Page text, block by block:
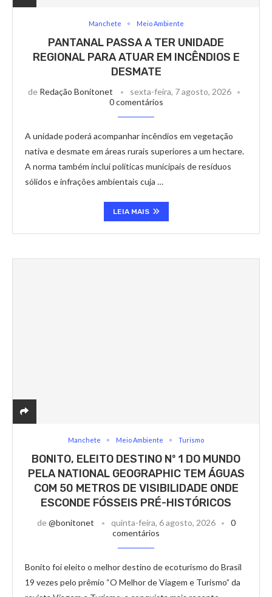
Manchete Meio Ambiente
PANTANAL PASSA A TER UNIDADE
REGIONAL PARA ATUAR EM INCÊNDIOS E
DESMATE
de Redação Bonitonet
sexta-feira, 7 agosto, 2026
0 comentários
A unidade poderá acompanhar incêndios em vegetação
nativa e desmate em áreas rurais superiores a um hectare.
A norma também inclui políticas municipais de resíduos
sólidos e infrações ambientais cuja …
LEIA MAIS
Manchete Meio Ambiente Turismo
BONITO, ELEITO DESTINO Nº 1 DO MUNDO
PELA NATIONAL GEOGRAPHIC TEM ÁGUAS
COM 50 METROS DE VISIBILIDADE ONDE
ESCONDE FÓSSEIS PRÉ-HISTÓRICOS
de@bonitonet quinta-feira, 6 agosto, 2026
0
comentários
Bonito foi eleito o melhor destino de ecoturismo do Brasil
19 vezes pelo prêmio “O Melhor de Viagem e Turismo” da